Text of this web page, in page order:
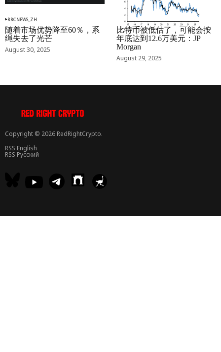
RRCNEWS_ZH
随着市场优势降至60％，系
绳失去了光芒
August 30, 2025
RRCNEWS_ZH
比特币被低估了，可能会按
年底达到12.6万美元：JP
Morgan
August 29, 2025
Copyright © 2026 RedRightCrypto.
RSS English
RSS Русский